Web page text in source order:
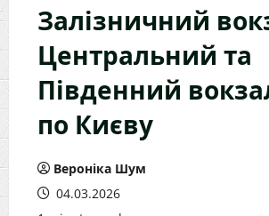
Залізничний
Центральний та
Південний
по Києву
Вероніка Шум
04.03.2026